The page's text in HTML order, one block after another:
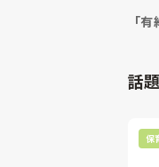
「
話
保